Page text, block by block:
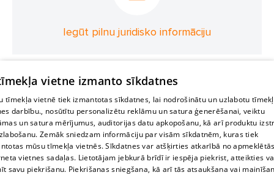
Iegūt pilnu juridisko informāciju
vietne izmanto sīkdatnes
tīmekļa vietnē tiek izmantotas sīkdatnes, lai nodrošinātu un uzlabotu
darbību., nosūtītu personalizētu reklāmu un satura ģenerēšanai, veiktu
un satura mērījumus, auditorijas datu apkopošanu, kā arī produktu
Zemāk sniedzam informāciju par visām sīkdatnēm, kuras tiek
mūsu tīmekļa vietnēs. Sīkdatnes var atšķirties atkarībā no
vietnes sadaļas. Lietotājam jebkurā brīdī ir iespēja piekrist, atteikties
savu piekrišanu. Piekrišanas sniegšana, kā arī tās atsaukšana vai